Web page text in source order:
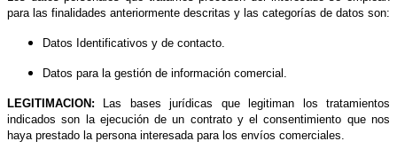
para las finalidades anteriormente descritas y las categorías de datos son:
Datos Identificativos y de contacto.
Datos para la gestión de información comercial.
LEGITIMACION:
Las bases jurídicas que legitiman los tratamientos
indicados son la ejecución de un contrato y el consentimiento que nos
haya prestado la persona interesada para los envíos comerciales.